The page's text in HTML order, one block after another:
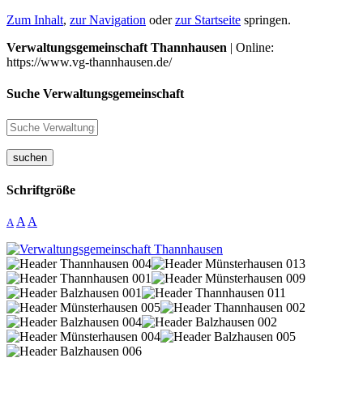
Zum Inhalt, zur Navigation oderzur Startseite springen.
Verwaltungsgemeinschaft Thannhausen | Online:
https://www.vg-thannhausen.de/
Suche Verwaltungsgemeinschaft
suchen
Schriftgröße
A A A